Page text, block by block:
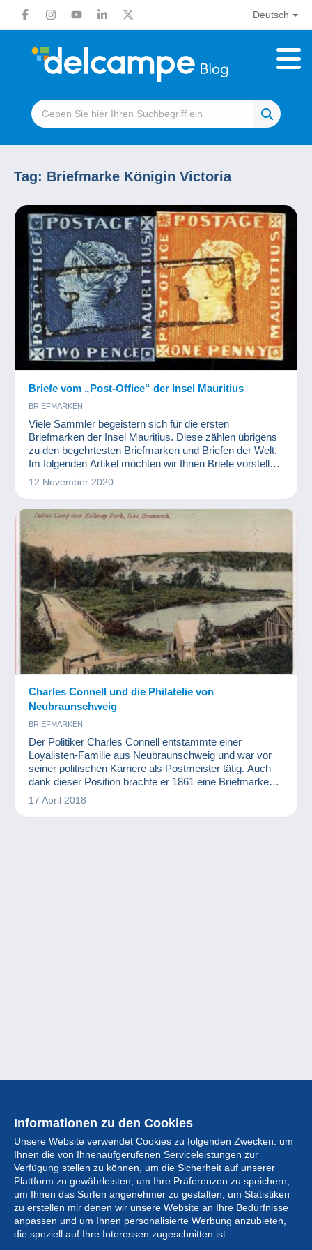
Deutsch
Tag: Briefmarke Königin Victoria
Briefe vom „Post-Office“ der Insel Mauritius
BRIEFMARKEN
Viele Sammler begeistern sich für die ersten
Briefmarken der Insel Mauritius. Diese zählen übrigens
zu den begehrtesten Briefmarken und Briefen der Welt.
Im folgenden Artikel möchten wir Ihnen Briefe vorstellen,
von denen jeder Sammler träumt, der sich auf die Insel
12 November 2020
Charles Connell und die Philatelie von
Neubraunschweig
BRIEFMARKEN
Der Politiker Charles Connell entstammte einer
Loyalisten-Familie aus Neubraunschweig und war vor
seiner politischen Karriere als Postmeister tätig. Auch
dank dieser Position brachte er 1861 eine Briefmarke
mit seinem eigenen Konterfei anstelle des Abbilds von
Königin Victoria heraus...
17 April 2018
Informationen zu den Cookies
Unsere Website verwendet Cookies zu folgenden Zwecken: um
Ihnen die von Ihnenaufgerufenen Serviceleistungen zur
Verfügung stellen zu können, um die Sicherheit auf unserer
Plattform zu gewährleisten, um Ihre Präferenzen zu speichern,
um Ihnen das Surfen angenehmer zu gestalten, um Statistiken
zu erstellen mir denen wir unsere Website an Ihre Bedürfnisse
anpassen und um Ihnen personalisierte Werbung anzubieten,
die speziell auf Ihre Interessen zugeschnitten ist.
Sammlung